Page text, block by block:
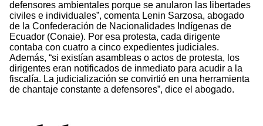
defensores ambientales porque se anularon las libertades
civiles e individuales”, comenta Lenin Sarzosa, abogado
de la Confederación de Nacionalidades Indígenas de
Ecuador (Conaie). Por esa protesta, cada dirigente
contaba con cuatro a cinco expedientes judiciales.
Además, “si existían asambleas o actos de protesta, los
dirigentes eran notificados de inmediato para acudir a la
fiscalía. La judicialización se convirtió en una herramienta
de chantaje constante a defensores”, dice el abogado.